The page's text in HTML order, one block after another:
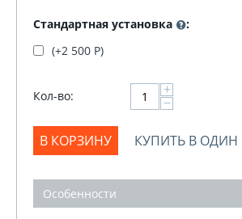
Стандартная установка
:
(+2 500 Р)
Кол-во: +
−
В КОРЗИНУ КУПИТЬ В ОДИН
Особенности